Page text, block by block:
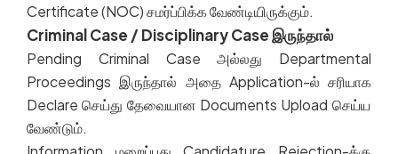
Certificate (NOC)சமர்ப்பிக்கவேண்டியிருக்கும்.
Criminal Case / Disciplinary Case இருந்தால்
Pending Criminal Caseஅல்லது Departmental
Proceedings இருந்தால் அதைApplication-ல் சரியாக
Declareசெய்து தேவையான Documents Upload செய்ய
வேண்டும்.